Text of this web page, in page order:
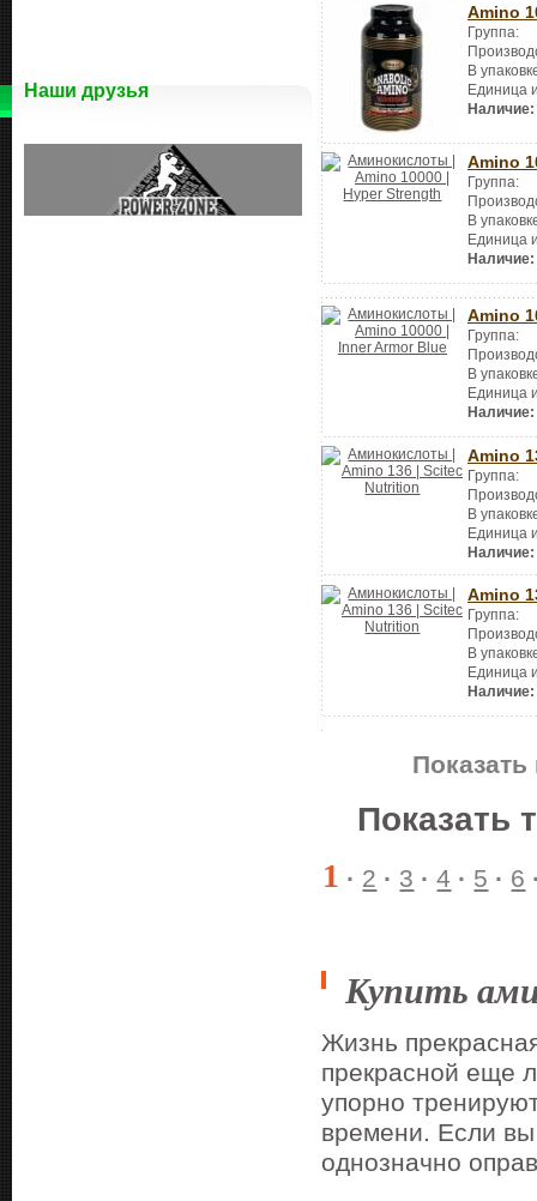
Наши друзья
Amino
Группа:
В
Единица
Наличие:
Amino
Группа:
В
Единица
Наличие:
Amino
Группа:
В
Единица
Наличие:
Amino
Группа:
В
Единица
Наличие:
Amino
Группа:
В
Единица
Наличие:
Показать
1 · 2 · 3 ·4 · 5 · 6
Купить
Жизнь
прекрасной еще
упорно
времени. Если
однозначно